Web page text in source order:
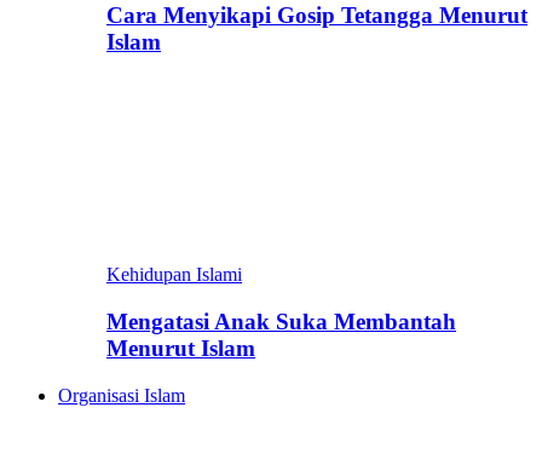
Cara Menyikapi Gosip Tetangga Menurut
Islam
Kehidupan Islami
Mengatasi Anak Suka Membantah
Menurut Islam
Organisasi Islam